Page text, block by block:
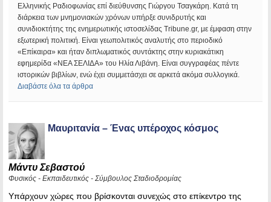
Ελληνικής Ραδιοφωνίας επί διεύθυνσης Γιώργου Τσαγκάρη. Κατά τη
διάρκεια των μνημονιακών χρόνων υπήρξε συνιδρυτής και
συνιδιοκτήτης της ενημερωτικής ιστοσελίδας Tribune.gr, με έμφαση στην
εξωτερική πολιτική. Είναι γεωπολιτικός αναλυτής στο περιοδικό
«Επίκαιρα» και ήταν διπλωματικός συντάκτης στην κυριακάτικη
εφημερίδα «ΝΕΑ ΣΕΛΙΔΑ» του Ηλία Λιβάνη. Είναι συγγραφέας πέντε
ιστορικών βιβλίων, ενώ έχει συμμετάσχει σε αρκετά ακόμα συλλογικά.
Διαβάστε όλα τα άρθρα
Μαυριτανία – Ένας υπέροχος κόσμος
Μάντυ Σεβαστού
Φυσικός - Εκπαιδευτικός - Σύμβουλος Σταδιοδρομίας
Υπάρχουν χώρες που βρίσκονται συνεχώς στο επίκεντρο της